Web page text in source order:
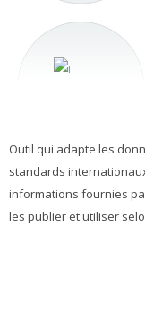
Outil qui adapte les
standards
informations fournies
les publier et utiliser